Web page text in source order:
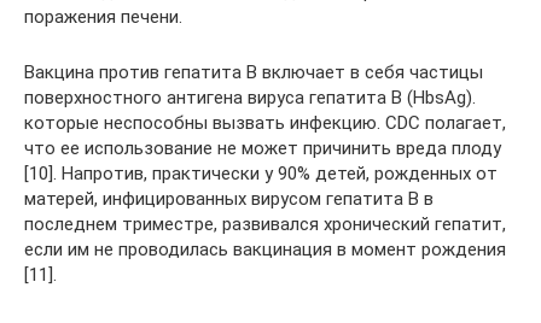
поражения печени.
Вакцина против гепатита В включает в себя частицы
поверхностного антигена вируса гепатита В (HbsAg).
которые неспособны вызвать инфекцию. СDC полагает,
что ее использование не может причинить вреда плоду
[10]. Напротив, практически у 90% детей, рожденных от
матерей, инфицированных вирусом гепатита В в
последнем триместре, развивался хронический гепатит,
если им не проводилась вакцинация в момент рождения
[11].